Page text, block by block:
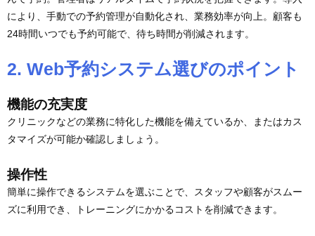
により、手動での予約管理が自動化され、業務効率が向上。顧客も
24時間いつでも予約可能で、待ち時間が削減されます。
2. Web予約システム選びのポイント
機能の充実度
クリニックなどの業務に特化した機能を備えているか、またはカス
タマイズが可能か確認しましょう。
操作性
簡単に操作できるシステムを選ぶことで、スタッフや顧客がスムー
ズに利用でき、トレーニングにかかるコストを削減できます。